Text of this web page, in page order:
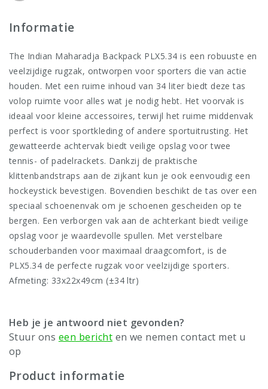
Informatie
The Indian Maharadja Backpack PLX5.34 is een robuuste en
veelzijdige rugzak, ontworpen voor sporters die van actie
houden. Met een ruime inhoud van 34 liter biedt deze tas
volop ruimte voor alles wat je nodig hebt. Het voorvak is
ideaal voor kleine accessoires, terwijl het ruime middenvak
perfect is voor sportkleding of andere sportuitrusting. Het
gewatteerde achtervak biedt veilige opslag voor twee
tennis- of padelrackets. Dankzij de praktische
klittenbandstraps aan de zijkant kun je ook eenvoudig een
hockeystick bevestigen. Bovendien beschikt de tas over een
speciaal schoenenvak om je schoenen gescheiden op te
bergen. Een verborgen vak aan de achterkant biedt veilige
opslag voor je waardevolle spullen. Met verstelbare
schouderbanden voor maximaal draagcomfort, is de
PLX5.34 de perfecte rugzak voor veelzijdige sporters.
Afmeting: 33x22x49cm (±34 ltr)
Heb je je antwoord niet gevonden?
Stuur ons een bericht en we nemen contact met u
op
Product informatie